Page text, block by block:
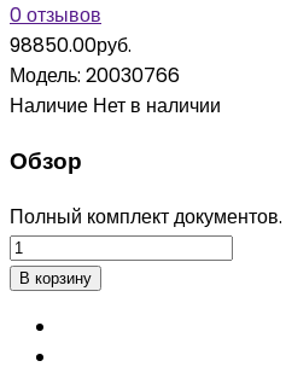
0 отзывов
98850.00руб.
Модель: 20030766
Наличие Нет в наличии
Обзор
Полный комплект